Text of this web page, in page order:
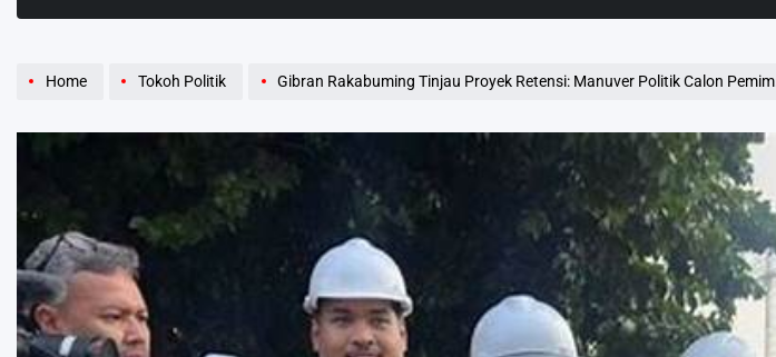
Home Tokoh Politik Gibran Rakabuming Tinjau Proyek Retensi: Manuver Politik Calon Pemimpin Masa Depan Indonesia!